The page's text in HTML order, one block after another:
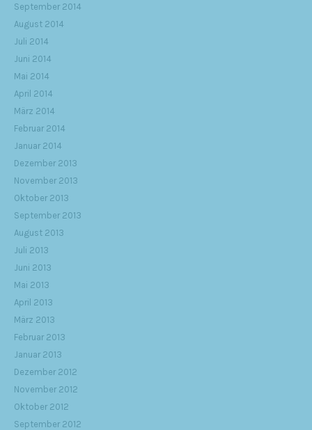
September 2014
August 2014
Juli 2014
Juni 2014
Mai 2014
April 2014
März 2014
Februar 2014
Januar 2014
Dezember 2013
November 2013
Oktober 2013
September 2013
August 2013
Juli 2013
Juni 2013
Mai 2013
April 2013
März 2013
Februar 2013
Januar 2013
Dezember 2012
November 2012
Oktober 2012
September 2012